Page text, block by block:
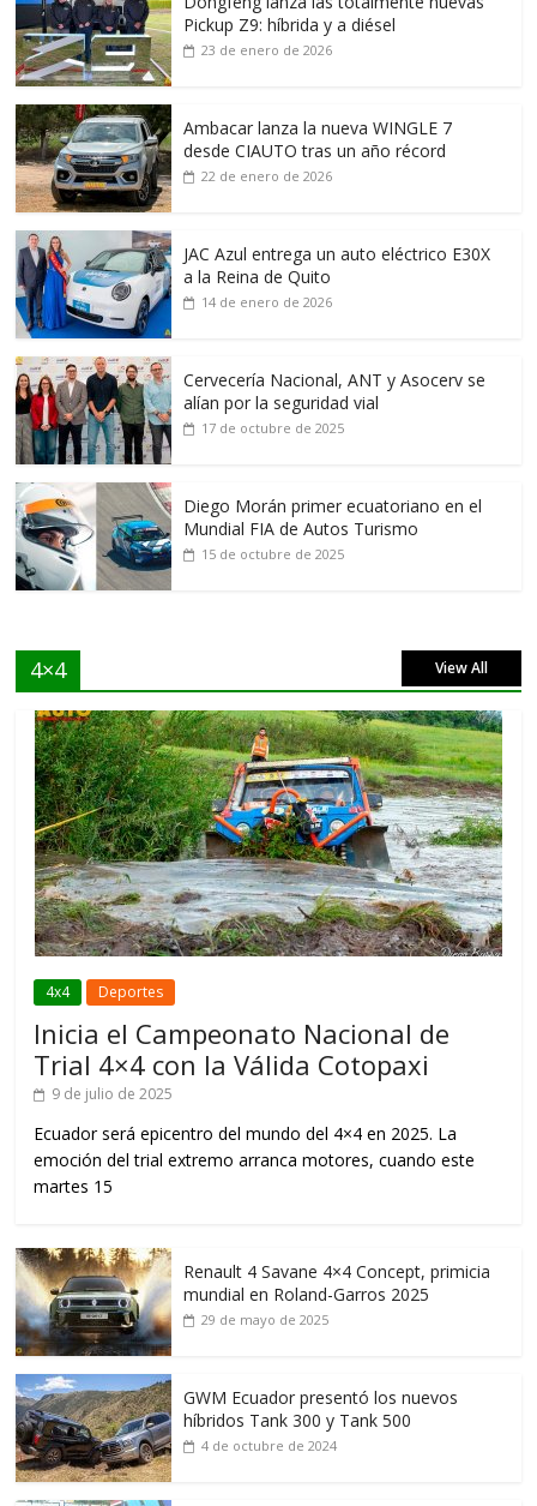
Pickup Z9: híbrida y a diésel
23 de enero de 2026
Ambacar lanza la nueva WINGLE 7
desde CIAUTO tras un año récord
22 de enero de 2026
JAC Azul entrega un auto eléctrico E30X
a la Reina de Quito
14 de enero de 2026
Cervecería Nacional, ANT y Asocerv se
alían por la seguridad vial
17 de octubre de 2025
Diego Morán primer ecuatoriano en el
Mundial FIA de Autos Turismo
15 de octubre de 2025
4×4 View All
4x4 Deportes
Inicia el Campeonato Nacional de
Trial 4×4 con la Válida Cotopaxi
9 de julio de 2025
Ecuador será epicentro del mundo del 4×4 en 2025. La
emoción del trial extremo arranca motores, cuando este
martes 15
Renault 4 Savane 4×4 Concept, primicia
mundial en Roland-Garros 2025
29 de mayo de 2025
GWM Ecuador presentó los nuevos
híbridos Tank 300 y Tank 500
4 de octubre de 2024